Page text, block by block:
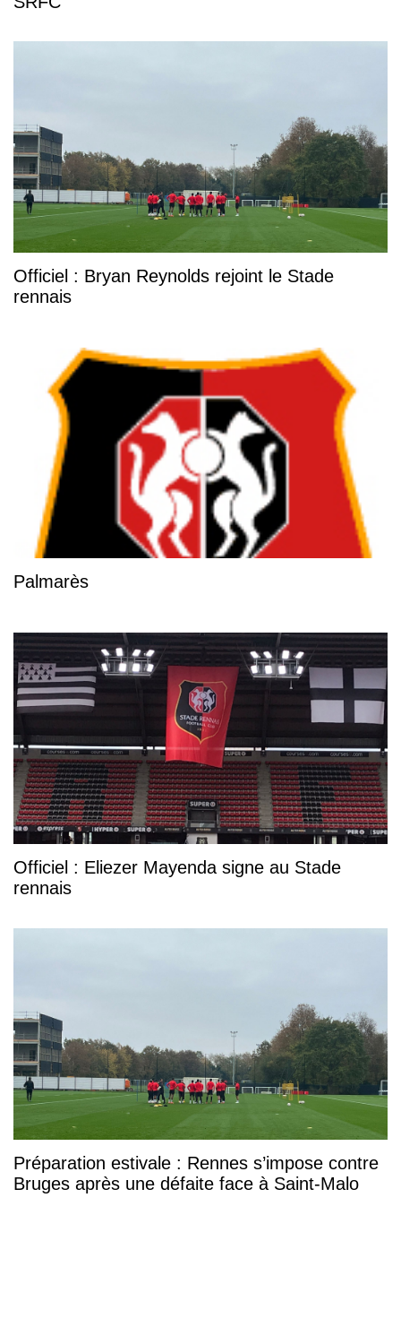
Officiel : Bryan Reynolds rejoint le Stade
rennais
Palmarès
Officiel : Eliezer Mayenda signe au Stade
rennais
Préparation estivale : Rennes s’impose contre
Bruges après une défaite face à Saint-Malo